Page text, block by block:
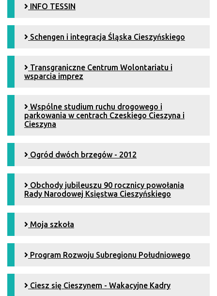
INFO TESSIN
Schengen i integracja Śląska Cieszyńskiego
Transgraniczne Centrum Wolontariatu i
wsparcia imprez
Wspólne studium ruchu drogowego i
parkowania w centrach Czeskiego Cieszyna i
Cieszyna
Ogród dwóch brzegów - 2012
Obchody jubileuszu 90 rocznicy powołania
Rady Narodowej Księstwa Cieszyńskiego
Moja szkoła
Program Rozwoju Subregionu Południowego
Ciesz się Cieszynem - Wakacyjne Kadry